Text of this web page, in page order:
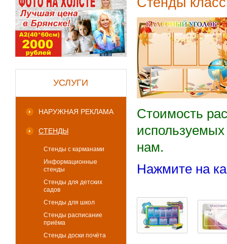
УСЛУГИ
НАРУЖНАЯ РЕКЛАМА
СТЕНДЫ
Стенды с карманами
Информационные
стенды
Стенды для детских
садов
Стенды для школ
Стенды расписание
приёма
Стенды доски почёта
Стоимость
нам.
Нажмите на